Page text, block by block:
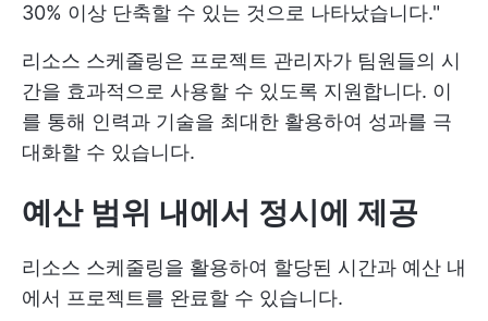
30% 이상 단축할 수 있는 것으로 나타났습니다."
리소스 스케줄링은 프로젝트 관리자가 팀원들의 시
간을 효과적으로 사용할 수 있도록 지원합니다. 이
를 통해 인력과 기술을 최대한 활용하여 성과를 극
대화할 수 있습니다.
예산 범위 내에서 정시에 제공
리소스 스케줄링을 활용하여 할당된 시간과 예산 내
에서 프로젝트를 완료할 수 있습니다.